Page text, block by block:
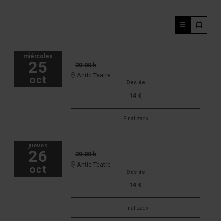
miércoles
25
oct
20:00 h
Antic Teatre
Des de
14 €
Finalizado
jueves
26
oct
20:00 h
Antic Teatre
Des de
14 €
Finalizado